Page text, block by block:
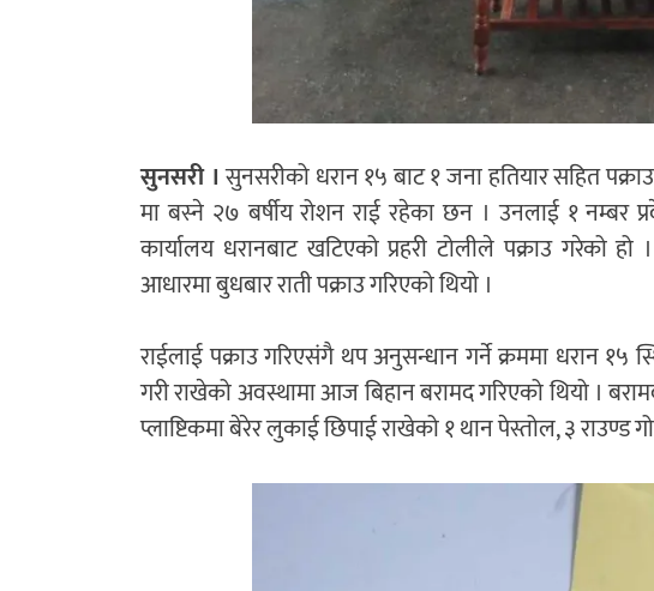
सुनसरी ।सुनसरीको धरान १५ बाट १ जना हतियार सहित
मा बस्ने २७ बर्षीय रोशन राई रहेका छन । उनलाई १ नम्बर
कार्यालय धरानबाट खटिएको प्रहरी टोलीले पक्राउ गरेको
आधारमा बुधबार राती पक्राउ गरिएको थियो ।
राईलाई पक्राउ गरिएसंगै थप अनुसन्धान गर्ने क्रममा धरान १५
गरी राखेको अवस्थामा आज बिहान बरामद गरिएको थियो ।
प्लाष्टिकमा बेरेर लुकाई छिपाई राखेको १ थान पेस्तोल, ३ राउण्ड